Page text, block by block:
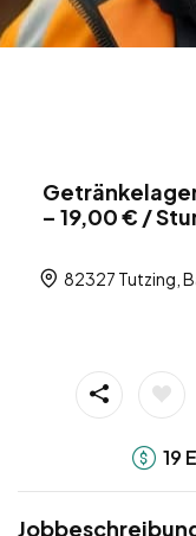
– 19,00 € /
82327 Tutzing,
19